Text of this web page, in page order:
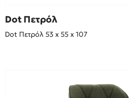
Dot Πετρόλ
Dot Πετρόλ 53 x 55 x 107